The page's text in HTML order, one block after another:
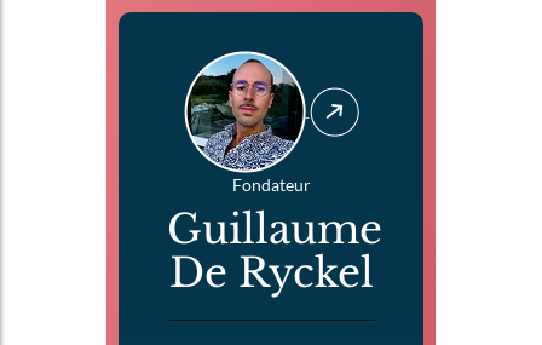
Fondateur
Guillaume
De Ryckel